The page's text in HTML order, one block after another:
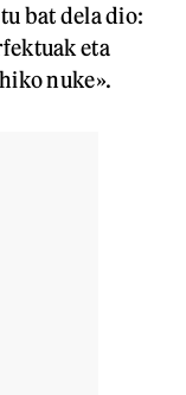
bat dela dio:
eta
nuke».